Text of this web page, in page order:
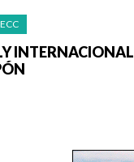
INTERNACIONAL